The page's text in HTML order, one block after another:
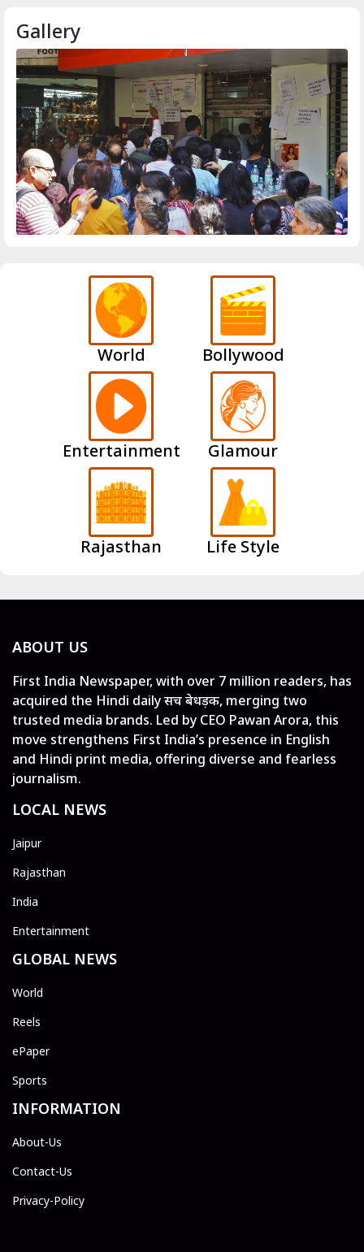
Gallery
World Bollywood
Entertainment Glamour
Rajasthan Life Style
ABOUT US
First India Newspaper, with over 7 million readers, has
acquired the Hindi daily सच बेधड़क, merging two
trusted media brands. Led by CEO Pawan Arora, this
move strengthens First India’s presence in English
and Hindi print media, offering diverse and fearless
journalism.
LOCAL NEWS
Jaipur
Rajasthan
India
Entertainment
GLOBAL NEWS
World
Reels
ePaper
Sports
INFORMATION
About-Us
Contact-Us
Privacy-Policy